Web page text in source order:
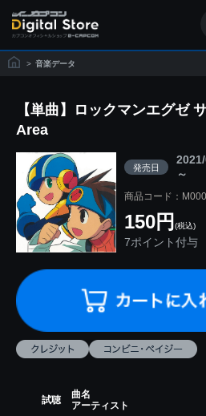
> 音楽データ
【単曲】ロックマンエグゼ
Area
発売日
～
商品コード：
150円 (税込)
7ポイント付与
試聴
曲名
アーティスト